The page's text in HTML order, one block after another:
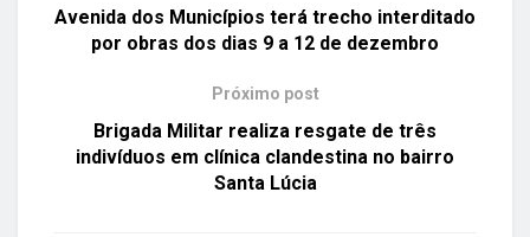
Avenida dos Municípios terá trecho interditado
por obras dos dias 9 a 12 de dezembro
Próximo post
Brigada Militar realiza resgate de três
indivíduos em clínica clandestina no bairro
Santa Lúcia